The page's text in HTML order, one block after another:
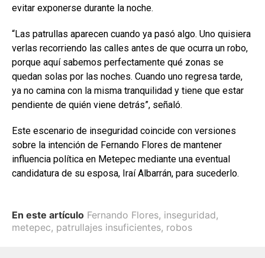
evitar exponerse durante la noche.
“Las patrullas aparecen cuando ya pasó algo. Uno quisiera
verlas recorriendo las calles antes de que ocurra un robo,
porque aquí sabemos perfectamente qué zonas se
quedan solas por las noches. Cuando uno regresa tarde,
ya no camina con la misma tranquilidad y tiene que estar
pendiente de quién viene detrás”, señaló.
Este escenario de inseguridad coincide con versiones
sobre la intención de Fernando Flores de mantener
influencia política en Metepec mediante una eventual
candidatura de su esposa, Iraí Albarrán, para sucederlo.
En este artículo Fernando Flores, inseguridad,
metepec, patrullajes insuficientes, robos